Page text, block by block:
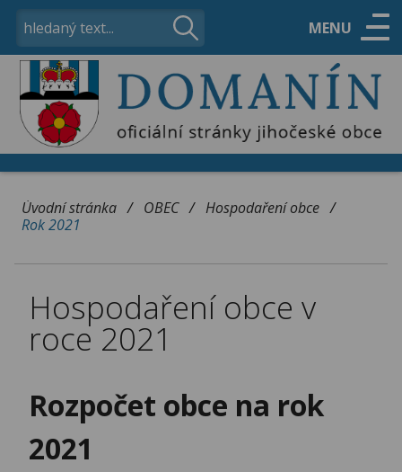
MENU
ÚŘAD
OBEC
KONTAKTY
Úvodní stránka / OBEC / Hospodaření obce /
Rok 2021
Hospodaření obce v
roce 2021
Rozpočet obce na rok
2021